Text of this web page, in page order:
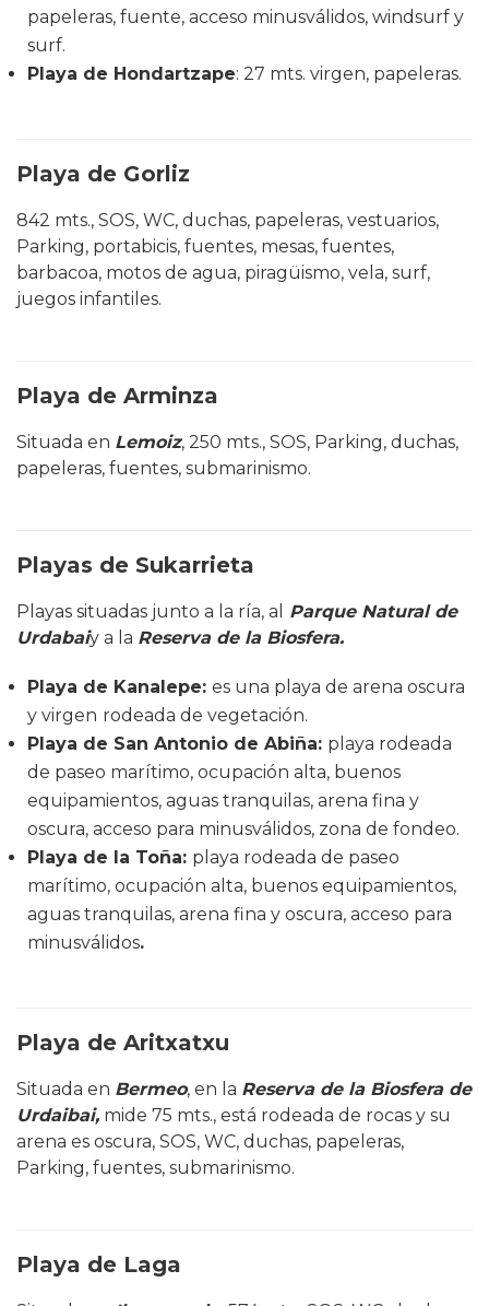
papeleras, fuente, acceso minusválidos, windsurf y
surf.
Playa de Hondartzape: 27 mts. virgen, papeleras.
Playa de Gorliz
842 mts., SOS, WC, duchas, papeleras, vestuarios,
Parking, portabicis, fuentes, mesas, fuentes,
barbacoa, motos de agua, piragüismo, vela, surf,
juegos infantiles.
Playa de Arminza
Situada en Lemoiz, 250 mts., SOS, Parking, duchas,
papeleras, fuentes, submarinismo.
Playas de Sukarrieta
Playas situadas junto a la ría, al
Parque Natural de
Urdabaiy a la Reserva de la Biosfera.
Playa de Kanalepe: es una playa de arena oscura
y virgen rodeada de vegetación.
Playa de San Antonio de Abiña: playa rodeada
de paseo marítimo, ocupación alta, buenos
equipamientos, aguas tranquilas, arena fina y
oscura, acceso para minusválidos, zona de fondeo.
Playa de la Toña: playa rodeada de paseo
marítimo, ocupación alta, buenos equipamientos,
aguas tranquilas, arena fina y oscura, acceso para
minusválidos.
Playa de Aritxatxu
Situada en Bermeo, en la Reserva de la Biosfera de
Urdaibai, mide 75 mts., está rodeada de rocas y su
arena es oscura, SOS, WC, duchas, papeleras,
Parking, fuentes, submarinismo.
Playa de Laga